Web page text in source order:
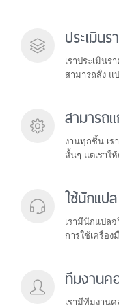
ขอโทษด้วยครั
ด่วน
#P45565
ดี
#P77524
งานสวยมา
#P84979
ทำงานไว
แนะน
สำนวนภา
งานรวดเร็วตร
ประเมิน
เราประเมิน
สามารถสั่ง แ
สามารถ
งานทุกชิ้น เร
สั้นๆ แต่เรา
ใช้นักแป
เรามีนักแปล
การใช้เครื่อ
ทีมงานค
เรามีทีมงาน